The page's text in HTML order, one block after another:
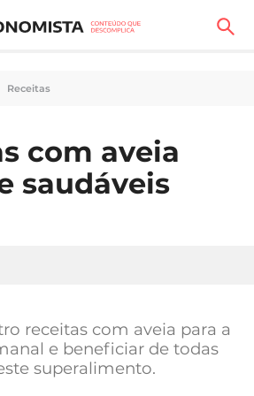
Receitas
com aveia
saudáveis
receitas com aveia para a
e beneficiar de todas
superalimento.